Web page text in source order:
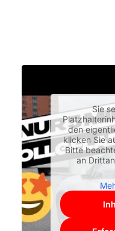
Sie
den
klicken Sie
Bitte
an